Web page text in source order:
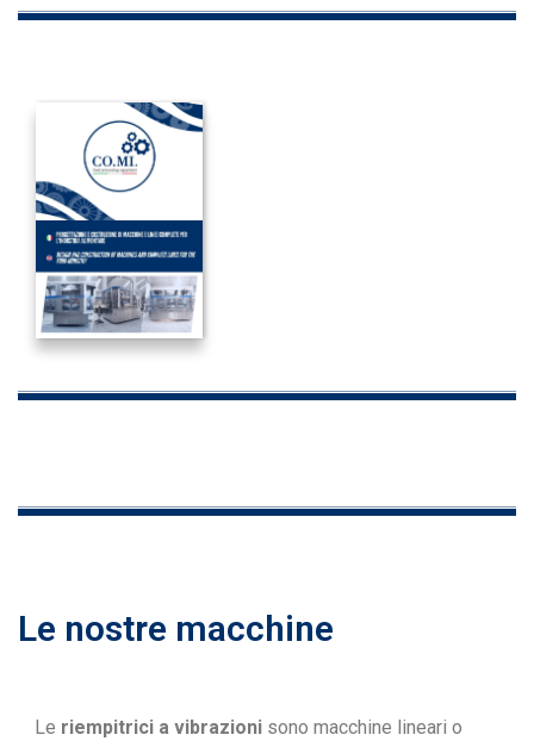
Le nostre macchine
Le riempitrici a vibrazioni sono macchine lineari o